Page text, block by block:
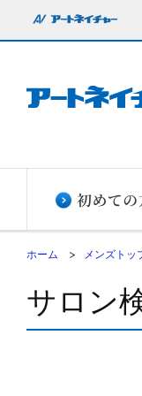
ホーム メンズトッ
サロン